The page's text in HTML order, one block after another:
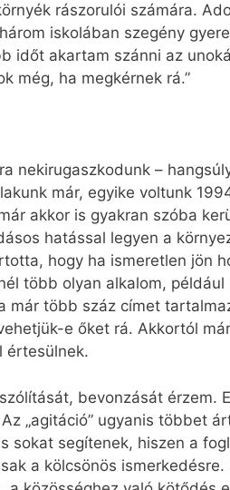
rászorulói számára.
iskolában szegény
időt akartam szánni az
még, ha megkérnek rá.”
nekirugaszkodunk –
már, egyike voltunk
akkor is gyakran szóba
hatással legyen a
hogy ha ismeretlen jön
több olyan alkalom,
már több száz címet
e őket rá. Akkortól
értesülnek.
bevonzását érzem.
„agitáció” ugyanis többet
sokat segítenek, hiszen a
a kölcsönös